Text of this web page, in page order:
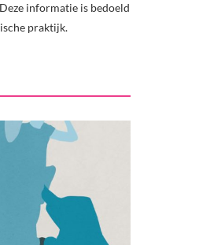
informatie is bedoeld
praktijk.